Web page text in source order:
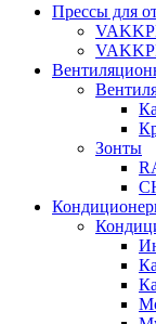
Прессы для
Зонты